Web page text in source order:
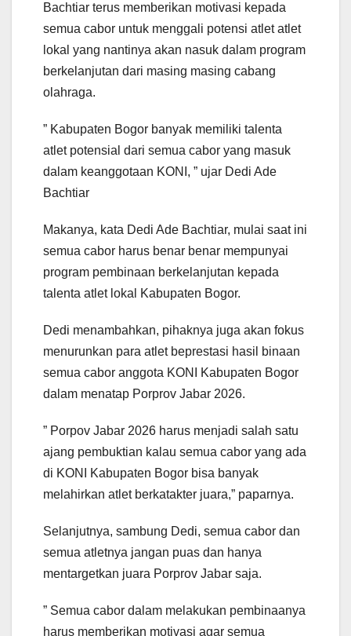
Bachtiar terus memberikan motivasi kepada
semua cabor untuk menggali potensi atlet atlet
lokal yang nantinya akan nasuk dalam program
berkelanjutan dari masing masing cabang
olahraga.
” Kabupaten Bogor banyak memiliki talenta
atlet potensial dari semua cabor yang masuk
dalam keanggotaan KONI, ” ujar Dedi Ade
Bachtiar
Makanya, kata Dedi Ade Bachtiar, mulai saat ini
semua cabor harus benar benar mempunyai
program pembinaan berkelanjutan kepada
talenta atlet lokal Kabupaten Bogor.
Dedi menambahkan, pihaknya juga akan fokus
menurunkan para atlet beprestasi hasil binaan
semua cabor anggota KONI Kabupaten Bogor
dalam menatap Porprov Jabar 2026.
” Porpov Jabar 2026 harus menjadi salah satu
ajang pembuktian kalau semua cabor yang ada
di KONI Kabupaten Bogor bisa banyak
melahirkan atlet berkatakter juara,” paparnya.
Selanjutnya, sambung Dedi, semua cabor dan
semua atletnya jangan puas dan hanya
mentargetkan juara Porprov Jabar saja.
” Semua cabor dalam melakukan pembinaanya
harus memberikan motivasi agar semua